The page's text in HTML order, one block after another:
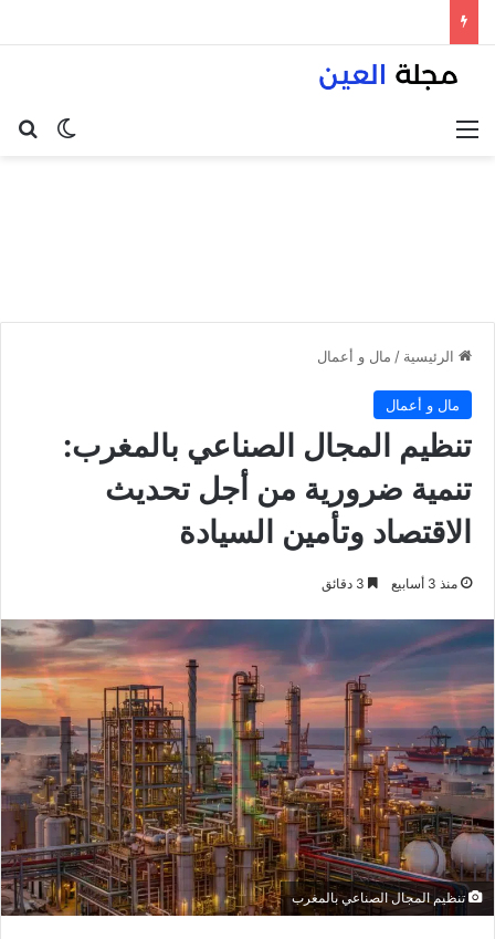
الوضع القائمة
الرئيسية / مال و أعمال
مال و أعمال
تنظيم المجال الصناعي بالمغرب:
تنمية ضرورية من أجل تحديث
الاقتصاد وتأمين السيادة
منذ 3 أسابيع
تنظيم المجال الصناعي بالمغرب